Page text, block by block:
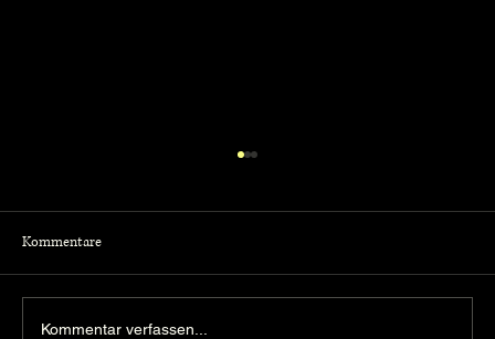
Kommentare
Kommentar verfassen...